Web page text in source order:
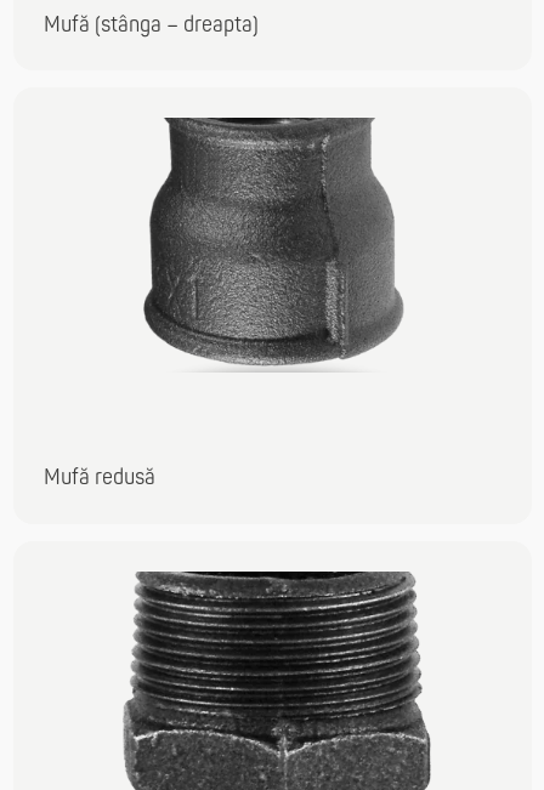
Mufă (stânga – dreapta)
Mufă redusă